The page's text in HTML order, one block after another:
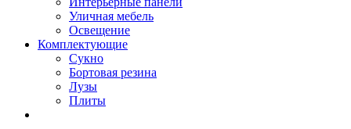
Уличная мебель
Освещение
Комплектующие
Сукно
Бортовая резина
Лузы
Плиты